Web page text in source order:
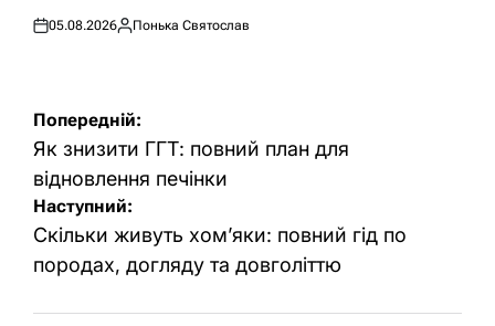
Оприлюднено
05.08.2026
Опубліковано
Понька Святослав
Навігація
записів
Попередній:
Як знизити ГГТ: повний план для
відновлення печінки
Наступний:
Скільки живуть хом’яки: повний гід по
породах, догляду та довголіттю